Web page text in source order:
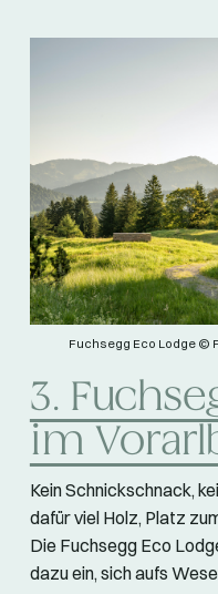
Fuchsegg Eco Lodge ©
3.
im
Kein Schnickschnack,
dafür viel Holz, Platz
Die Fuchsegg Eco
dazu ein, sich aufs